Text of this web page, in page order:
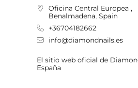
Oficina Central Europea ,
Benalmadena, Spain
+36704182662
info@diamondnails.es
El sitio web oficial de
España